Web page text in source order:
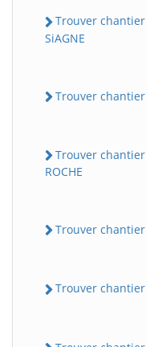
Trouver chantier
SiAGNE
Trouver chantier
Trouver chantier
ROCHE
Trouver chantier
Trouver chantier